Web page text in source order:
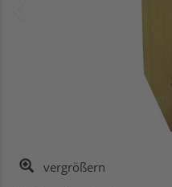
vergrößern